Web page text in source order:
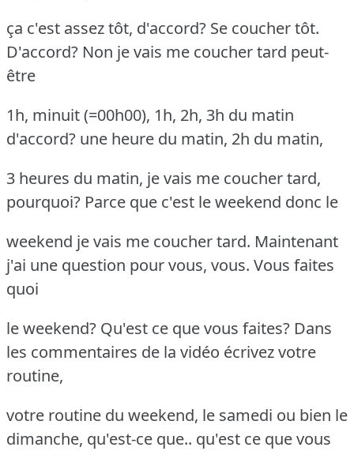
ça c'est assez tôt, d'accord? Se coucher tôt.
D'accord? Non je vais me coucher tard peut-
être
1h, minuit (=00h00), 1h, 2h, 3h du matin
d'accord? une heure du matin, 2h du matin,
3 heures du matin, je vais me coucher tard,
pourquoi? Parce que c'est le weekend donc le
weekend je vais me coucher tard. Maintenant
j'ai une question pour vous, vous. Vous faites
quoi
le weekend? Qu'est ce que vous faites? Dans
les commentaires de la vidéo écrivez votre
routine,
votre routine du weekend, le samedi ou bien le
dimanche, qu'est-ce que.. qu'est ce que vous